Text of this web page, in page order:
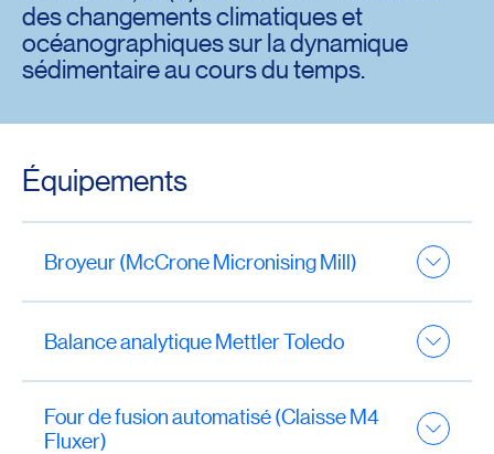
des changements climatiques et
océanographiques sur la dynamique
sédimentaire au cours du temps.
Équipements
Broyeur (McCrone Micronising Mill)
Balance analytique Mettler Toledo
Four de fusion automatisé (Claisse M4
Fluxer)